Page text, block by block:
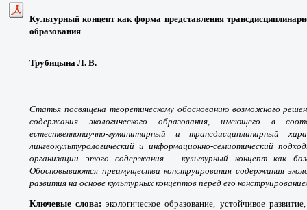
Культурный концепт как форма представления
образования
Трубицына Л. В.
Статья посвящена теоретическому обоснованию возможного
содержания экологического образования, имеющего в
естественнонаучно-гуманитарный и трансдисциплинарный
лингвокультурологический и информационно-семиотический
организации этого содержания – культурный концепт как
Обосновываются преимущества конструирования содержания
развития на основе культурных концептов перед его
Ключевые слова:экологическое образование, устойчивое